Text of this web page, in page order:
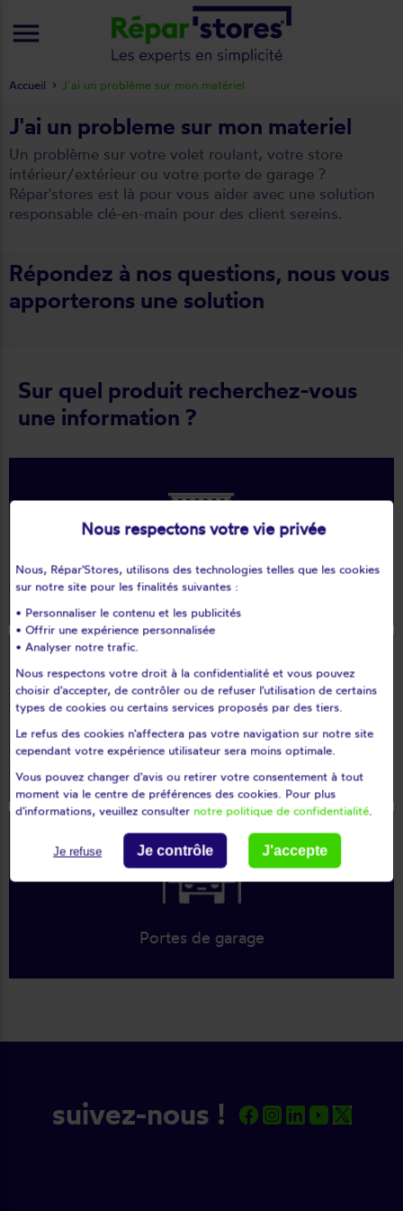
J'ai un probleme sur mon materiel
Un problème sur votre volet roulant, votre store
intérieur/extérieur ou votre porte de garage ?
Répar'stores est là pour vous aider avec une solution
responsable clé-en-main pour des client sereins.
Répondez à nos questions, nous vous
apporterons une solution
Sur quel produit recherchez-vous
une information ?
Volets roulants
Stores
Portes de garage
Accueil J´ai un problème sur mon matériel
menu
suivez-nous !
Nous respectons votre vie privée
Nous, Répar'Stores, utilisons des technologies telles que les cookies
sur notre site pour les finalités suivantes :
• Personnaliser le contenu et les publicités
• Offrir une expérience personnalisée
• Analyser notre trafic.
Nous respectons votre droit à la confidentialité et vous pouvez
choisir d'accepter, de contrôler ou de refuser l'utilisation de certains
types de cookies ou certains services proposés par des tiers.
Le refus des cookies n'affectera pas votre navigation sur notre site
cependant votre expérience utilisateur sera moins optimale.
Vous pouvez changer d'avis ou retirer votre consentement à tout
moment via le centre de préférences des cookies. Pour plus
d'informations, veuillez consulter notre politique de confidentialité.
Je refuse Je contrôle J'accepte